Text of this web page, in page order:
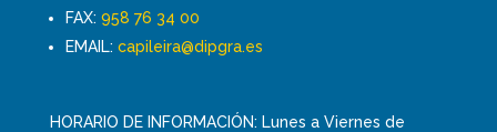
FAX: 958 76 34 00
EMAIL: capileira@dipgra.es
HORARIO DE INFORMACIÓN: Lunes a Viernes de